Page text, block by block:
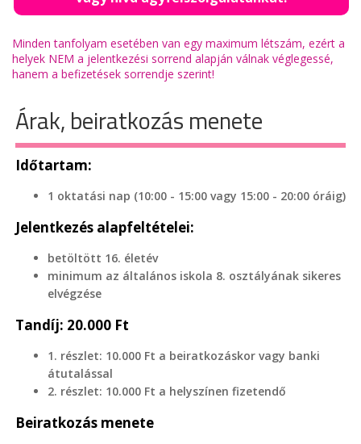
Minden tanfolyam esetében van egy maximum létszám, ezért a
helyek NEM a jelentkezési sorrend alapján válnak véglegessé,
hanem a befizetések sorrendje szerint!
Árak, beiratkozás menete
Időtartam:
1 oktatási nap (10:00 - 15:00 vagy 15:00 - 20:00 óráig)
Jelentkezés alapfeltételei:
betöltött 16. életév
minimum az általános iskola 8. osztályának sikeres
elvégzése
Tandíj: 20.000 Ft
1. részlet: 10.000 Ft a beiratkozáskor vagy banki
átutalással
2. részlet: 10.000 Ft a helyszínen fizetendő
Beiratkozás menete